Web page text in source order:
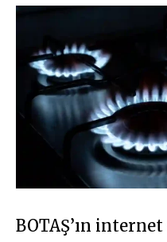
BOTAŞ’ın